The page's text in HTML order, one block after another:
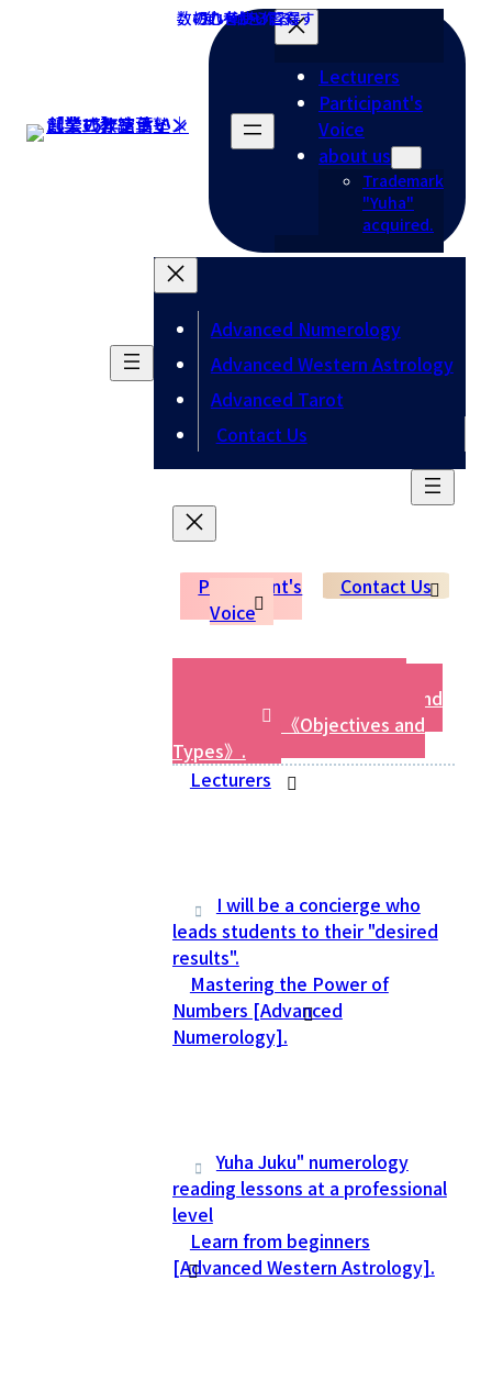
Lecturers
Participant's
Voice
about us
Trademark
"Yuha"
acquired.
Advanced Numerology
Advanced Western Astrology
Advanced Tarot
Contact Us
Participant's
Voice
Contact Us
Divination" for compatibility and
quick results 《Objectives and
Types》.
Lecturers
I will be a concierge who
leads students to their "desired
results".
Mastering the Power of
Numbers [Advanced
Numerology].
Yuha Juku" numerology
reading lessons at a professional
level
Learn from beginners
[Advanced Western Astrology].